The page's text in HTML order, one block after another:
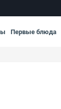
Первые блюда